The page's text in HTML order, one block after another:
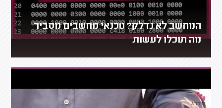
המחשב לא נדלק? טכנאי מחשבים מסביר
מה תוכלו לעשות